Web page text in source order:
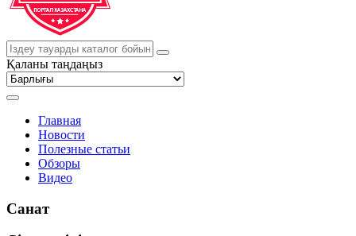
Қаланы таңдаңыз
Главная
Новости
Полезные статьи
Обзоры
Видео
Санат